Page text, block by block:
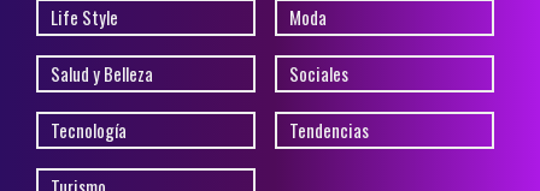
Life Style Moda
Salud y Belleza Sociales
Tecnología Tendencias